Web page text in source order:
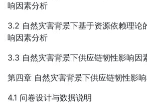
响因素分析
3.2 自然灾害背景下基于资源依赖理论
响因素分析
3.3 自然灾害背景下供应链韧性影响因
第四章 自然灾害背景下供应链韧性影
4.1 问卷设计与数据说明